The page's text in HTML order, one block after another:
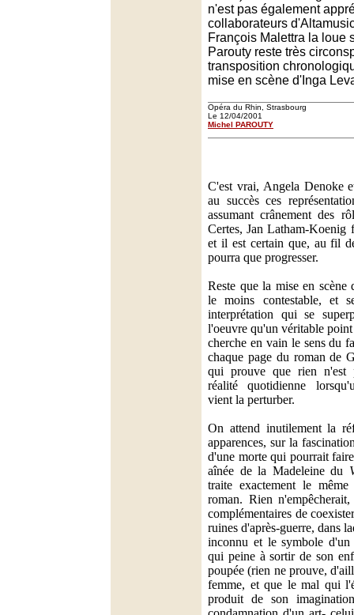
n'est pas également
collaborateurs
François Malettra la loue
Parouty reste très
transposition
mise en scène d'Inga
Opéra du Rhin, Strasbourg
Le 12/04/2001
Michel PAROUTY
C'est vrai, Angela Denoke
au succès ces
assumant crânement des
Certes, Jan Latham-Koenig
et il est certain que, au fil
pourra que progresser.
Reste que la mise en
le moins contestable, et
interprétation qui se
l'oeuvre qu'un véritable
cherche en vain le sens du
chaque page du roman de
qui prouve que rien n'est
réalité quotidienne
vient la perturber.
On attend inutilement la
apparences, sur la
d'une morte qui pourrait
aînée de la Madeleine du
traite exactement le
roman. Rien
complémentaires de
ruines d'après-guerre, dans
inconnu et le symbole d'un
qui peine à sortir de son
poupée (rien ne prouve,
femme, et que le mal qui
produit de son